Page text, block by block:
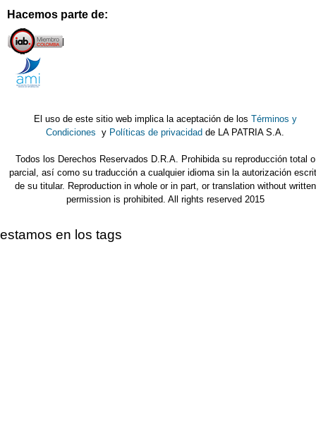
Hacemos parte de:
El uso de este sitio web implica la aceptación de los Términos y
Condiciones y Políticas de privacidad de LA PATRIA S.A.
Todos los Derechos Reservados D.R.A. Prohibida su reproducción total o
parcial, así como su traducción a cualquier idioma sin la autorización
de su titular. Reproduction in whole or in part, or translation without written
permission is prohibited. All rights reserved 2015
estamos en los tags